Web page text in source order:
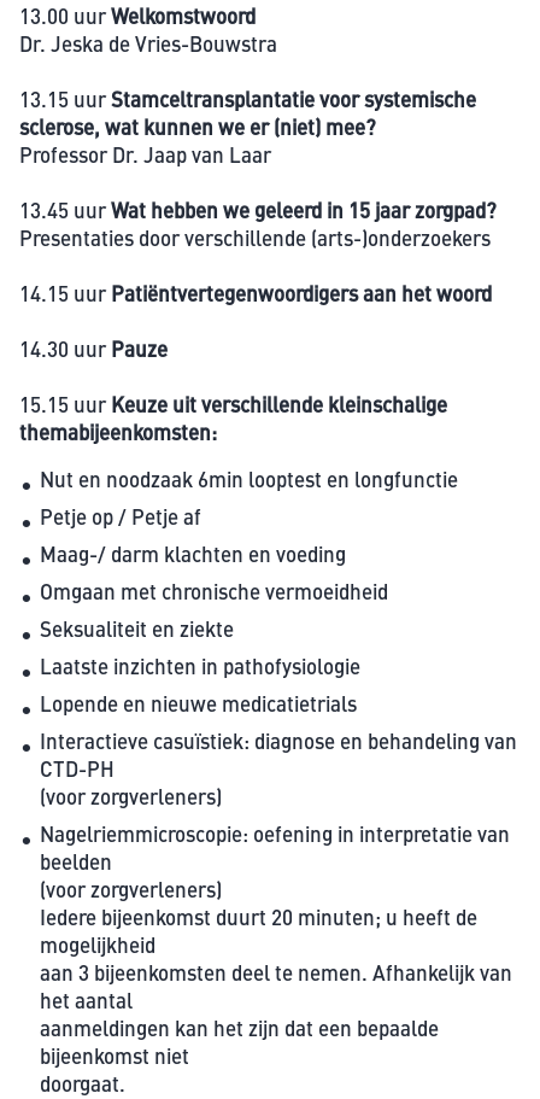
13.00 uurWelkomstwoord
Dr. Jeska de Vries-Bouwstra
13.15 uurStamceltransplantatie voor systemische
sclerose, wat kunnen we er (niet) mee?
Professor Dr. Jaap van Laar
13.45 uurWat hebben we geleerd in 15 jaar zorgpad?
Presentaties door verschillende (arts-)onderzoekers
14.15 uurPatiëntvertegenwoordigers aan het woord
14.30 uurPauze
15.15 uurKeuze uit verschillende kleinschalige
themabijeenkomsten:
Nut en noodzaak 6min looptest en longfunctie
Petje op / Petje af
Maag-/ darm klachten en voeding
Omgaan met chronische vermoeidheid
Seksualiteit en ziekte
Laatste inzichten in pathofysiologie
Lopende en nieuwe medicatietrials
Interactieve casuïstiek: diagnose en behandeling van
CTD-PH
(voor zorgverleners)
Nagelriemmicroscopie: oefening in interpretatie van
beelden
(voor zorgverleners)
Iedere bijeenkomst duurt 20 minuten; u heeft de
mogelijkheid
aan 3 bijeenkomsten deel te nemen. Afhankelijk van
het aantal
aanmeldingen kan het zijn dat een bepaalde
bijeenkomst niet
doorgaat.